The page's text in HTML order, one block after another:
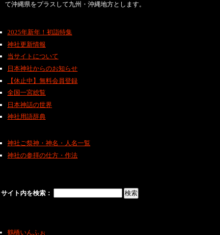
て沖縄県をプラスして九州・沖縄地方とします。
2025年新年！初詣特集
神社更新情報
当サイトについて
日本神社からのお知らせ
【休止中】無料会員登録
全国一宮総覧
日本神話の世界
神社用語辞典
神社ご祭神・神名・人名一覧
神社の参拝の仕方・作法
サイト内を検索：
鶴橋いんふぉ